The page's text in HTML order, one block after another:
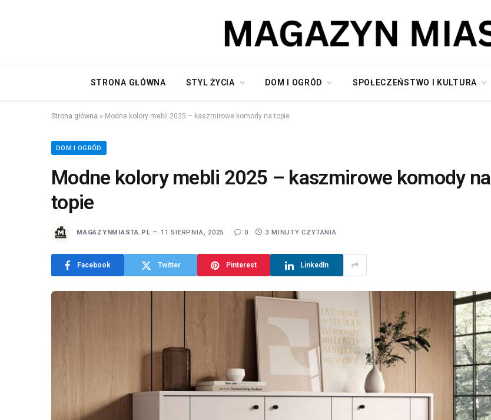
STRONA GŁÓWNA STYL ŻYCIA DOM I OGRÓD SPOŁECZEŃSTWO I KULTURA
Strona główna » Modne kolory mebli 2025 – kaszmirowe komody na topie
DOM I OGRÓD
Modne kolory mebli 2025 – kaszmirowe komody na
topie
MAGAZYNMIASTA.PL 11 SIERPNIA, 2025 0 3 MINUTY CZYTANIA
Facebook Twitter Pinterest LinkedIn